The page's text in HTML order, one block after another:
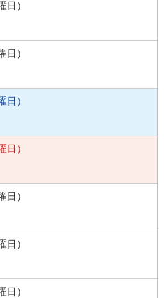
日）
日）
日）
日）
日）
日）
日）